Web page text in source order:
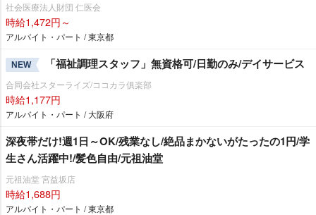
社会医療法人財団 仁医会
時給1,472円～
アルバイト・パート / 東京都
NEW 「福祉調理スタッフ」無資格可/日勤のみ/デイサービス
合同会社スターライズ/ココカラ俱楽部
時給1,177円
アルバイト・パート / 大阪府
深夜帯だけ!週1日～OK/残業なし/絶品まかないがたったの1円/学
生さん活躍中!/髪色自由/元祖油堂
元祖油堂 宮益坂店
時給1,688円
アルバイト・パート / 東京都